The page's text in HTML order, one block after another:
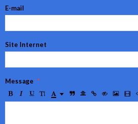
E-mail
Site Internet
Message